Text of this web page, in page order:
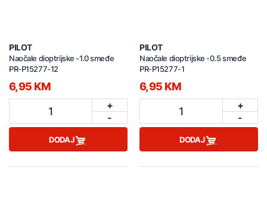
PILOT
Naočale dioptrijske -1.0 smeđe
PR-P15277-12
6,95 KM
1
+
-
DODAJ
PILOT
Naočale dioptrijske -0.5 smeđe
PR-P15277-1
6,95 KM
1
+
-
DODAJ